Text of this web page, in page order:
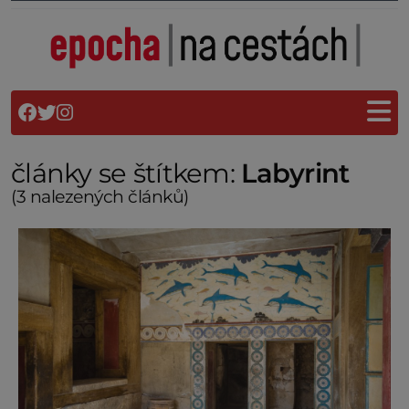
články se štítkem: Labyrint
(3 nalezených článků)